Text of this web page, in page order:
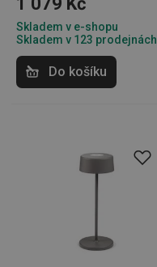
Skladem v e-shopu
Skladem v 123 prodejnách
Do košíku